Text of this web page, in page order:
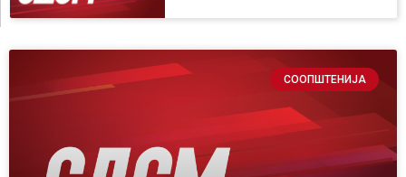
СООПШТЕНИЈА